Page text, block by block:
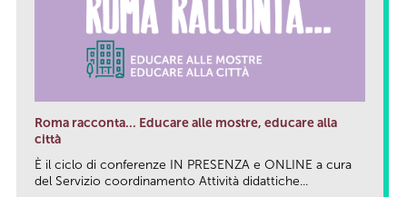
Roma racconta... Educare alle mostre, educare alla
città
È il ciclo di conferenze IN PRESENZA e ONLINE a cura
del Servizio coordinamento Attività didattiche...